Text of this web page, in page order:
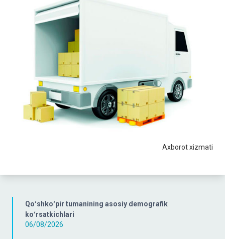
Qoʻshkoʻpir tumanining asosiy demografik
koʻrsatkichlari
06/08/2026
Axborot xizmati